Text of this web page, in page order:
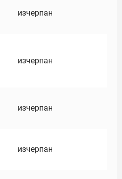
изчерпан
изчерпан
изчерпан
изчерпан